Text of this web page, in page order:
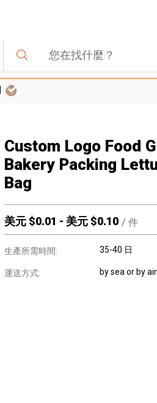
Custom Logo Food
Bakery Packing
Bag
美元 $0.01 - 美元 $0.10 / 件
生產所需時間: 35-40 日
運送方式: by sea or by air